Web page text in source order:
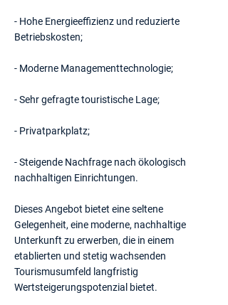
- Hohe Energieeffizienz und reduzierte
Betriebskosten;
- Moderne Managementtechnologie;
- Sehr gefragte touristische Lage;
- Privatparkplatz;
- Steigende Nachfrage nach ökologisch
nachhaltigen Einrichtungen.
Dieses Angebot bietet eine seltene
Gelegenheit, eine moderne, nachhaltige
Unterkunft zu erwerben, die in einem
etablierten und stetig wachsenden
Tourismusumfeld langfristig
Wertsteigerungspotenzial bietet.